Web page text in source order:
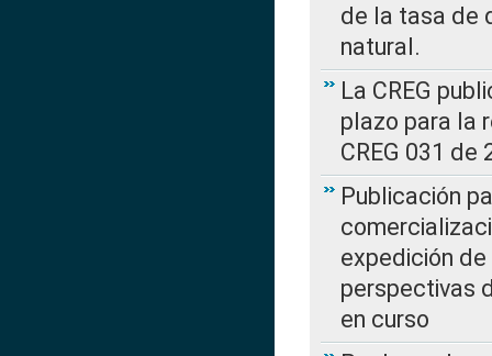
de la tasa de
natural.
La CREG
plazo para la
CREG 031 de
Publicación
expedición de
perspectivas
en curso